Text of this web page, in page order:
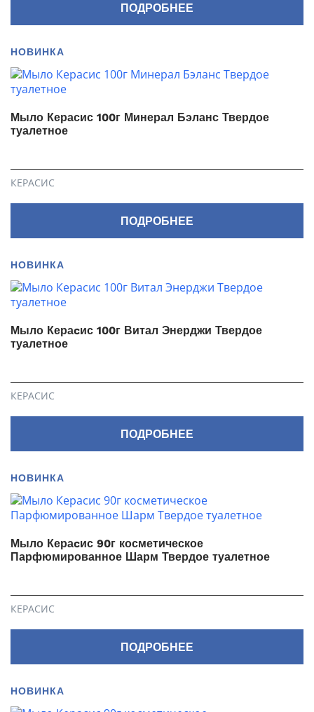
ПОДРОБНЕЕ
НОВИНКА
Мыло Керасис 100г Минерал Бэланс Твердое
туалетное
КЕРАСИС
ПОДРОБНЕЕ
НОВИНКА
Мыло Кераcис 100г Витал Энерджи Твердое
туалетное
КЕРАСИС
ПОДРОБНЕЕ
НОВИНКА
Мыло Кераcис 90г косметическое
Парфюмированное Шарм Твердое туалетное
КЕРАСИС
ПОДРОБНЕЕ
НОВИНКА